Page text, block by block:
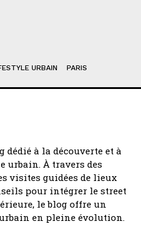
URBAIN PARIS
dédié à la découverte et à
À travers des
visites guidées de lieux
pour intégrer le street
le blog offre un
en pleine évolution.